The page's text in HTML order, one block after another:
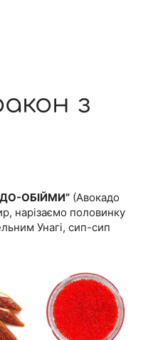
з
ОБІЙМИ” (Авокадо
нарізаємо половинку
Унагі, сип-сип